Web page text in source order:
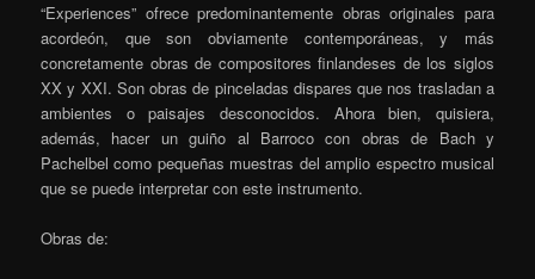
“Experiences” ofrece predominantemente obras originales para
acordeón, que son obviamente contemporáneas, y más
concretamente obras de compositores finlandeses de los siglos
XX y XXI. Son obras de pinceladas dispares que nos trasladan a
ambientes o paisajes desconocidos. Ahora bien, quisiera,
además, hacer un guiño al Barroco con obras de Bach y
Pachelbel como pequeñas muestras del amplio espectro musical
que se puede interpretar con este instrumento.
Obras de: